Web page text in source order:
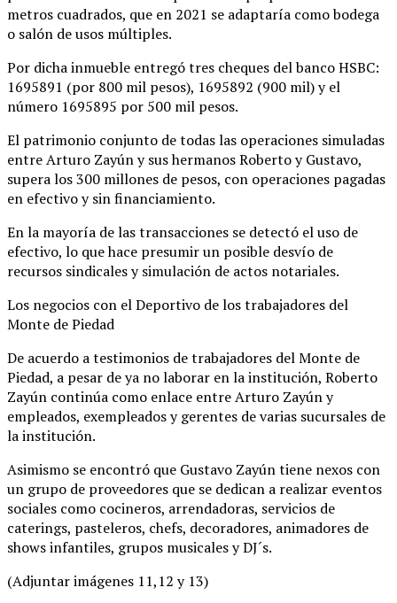
metros cuadrados, que en 2021 se adaptaría como bodega
o salón de usos múltiples.
Por dicha inmueble entregó tres cheques del banco HSBC:
1695891 (por 800 mil pesos), 1695892 (900 mil) y el
número 1695895 por 500 mil pesos.
El patrimonio conjunto de todas las operaciones simuladas
entre Arturo Zayún y sus hermanos Roberto y Gustavo,
supera los 300 millones de pesos, con operaciones pagadas
en efectivo y sin financiamiento.
En la mayoría de las transacciones se detectó el uso de
efectivo, lo que hace presumir un posible desvío de
recursos sindicales y simulación de actos notariales.
Los negocios con el Deportivo de los trabajadores del
Monte de Piedad
De acuerdo a testimonios de trabajadores del Monte de
Piedad, a pesar de ya no laborar en la institución, Roberto
Zayún continúa como enlace entre Arturo Zayún y
empleados, exempleados y gerentes de varias sucursales de
la institución.
Asimismo se encontró que Gustavo Zayún tiene nexos con
un grupo de proveedores que se dedican a realizar eventos
sociales como cocineros, arrendadoras, servicios de
caterings, pasteleros, chefs, decoradores, animadores de
shows infantiles, grupos musicales y DJ´s.
(Adjuntar imágenes 11,12 y 13)